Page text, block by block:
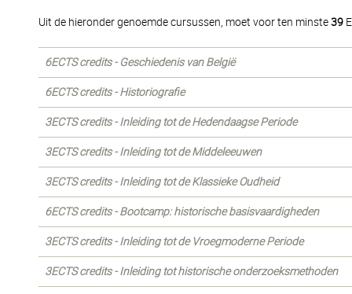
Uit de hieronder genoemde cursussen, moet voor ten minste39
6ECTS credits - Geschiedenis van België
6ECTS credits - Historiografie
3ECTS credits - Inleiding tot de Hedendaagse Periode
3ECTS credits - Inleiding tot de Middeleeuwen
3ECTS credits - Inleiding tot de Klassieke Oudheid
6ECTS credits - Bootcamp: historische basisvaardigheden
3ECTS credits - Inleiding tot de Vroegmoderne Periode
3ECTS credits - Inleiding tot historische onderzoeksmethoden